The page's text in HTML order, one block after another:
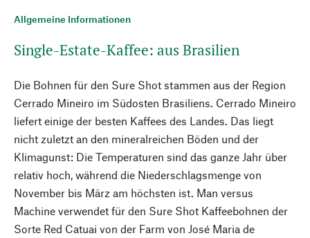
Allgemeine Informationen
Single-Estate-Kaffee: aus Brasilien
Die Bohnen für den Sure Shot stammen aus der Region
Cerrado Mineiro im Südosten Brasiliens. Cerrado Mineiro
liefert einige der besten Kaffees des Landes. Das liegt
nicht zuletzt an den mineralreichen Böden und der
Klimagunst: Die Temperaturen sind das ganze Jahr über
relativ hoch, während die Niederschlagsmenge von
November bis März am höchsten ist. Man versus
Machine verwendet für den Sure Shot Kaffeebohnen der
Sorte Red Catuai von der Farm von José Maria de